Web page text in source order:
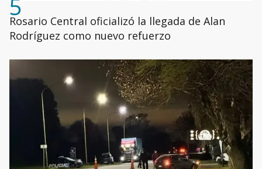
5
Rosario Central oficializó la llegada de Alan
Rodríguez como nuevo refuerzo